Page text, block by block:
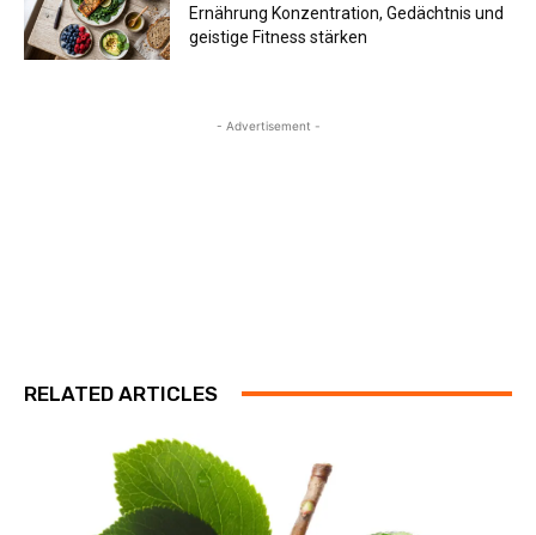
Ernährung Konzentration, Gedächtnis und
geistige Fitness stärken
- Advertisement -
RELATED ARTICLES